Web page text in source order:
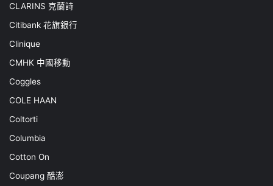
CLARINS 克蘭詩
Citibank 花旗銀行
Clinique
CMHK 中國移動
Coggles
COLE HAAN
Coltorti
Columbia
Cotton On
Coupang 酷澎